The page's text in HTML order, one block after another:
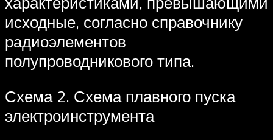
исходные, согласно справочнику
радиоэлементов
полупроводникового типа.
Схема 2. Схема плавного пуска
электроинструмента